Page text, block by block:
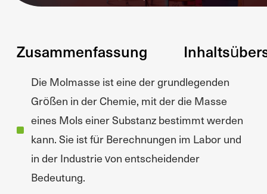
Zusammenfassung
Die Molmasse ist eine der grundlegenden
Größen in der Chemie, mit der die Masse
eines Mols einer Substanz bestimmt werden
kann. Sie ist für Berechnungen im Labor und
in der Industrie von entscheidender
Bedeutung.